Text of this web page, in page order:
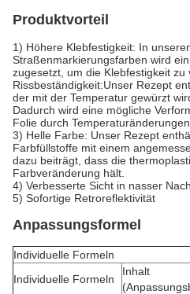
Produktvorteil
1) Höhere Klebfestigkeit: In
Straßenmarkierungsfarben wird
zugesetzt, um die Klebfestigkeit
Rissbeständigkeit:Unser Rezept
der mit der Temperatur gewürzt
Dadurch wird eine mögliche
Folie durch
3) Helle Farbe: Unser Rezept
Farbfüllstoffe mit einem
dazu beiträgt, dass die
Farbveränderung hält.
4) Verbesserte Sicht in nasser
5) Sofortige Retroreflektivität
Anpassungsformel
Individuelle Formeln
Individuelle Formeln
Inhalt